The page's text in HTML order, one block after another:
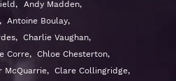
- Fallout Gratis HD 1080p
subtitulado, castellano
, Andy Madden,
Antoine Boulay,
, Charlie Vaughan,
Corre, Chloe Chesterton,
McQuarrie, Clare Collingridge,